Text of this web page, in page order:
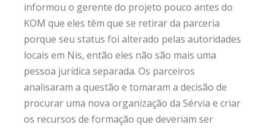
informou o gerente do projeto pouco antes do
KOM que eles têm que se retirar da parceria
porque seu status foi alterado pelas autoridades
locais em Nis, então eles não são mais uma
pessoa jurídica separada. Os parceiros
analisaram a questão e tomaram a decisão de
procurar uma nova organização da Sérvia e criar
os recursos de formação que deveriam ser